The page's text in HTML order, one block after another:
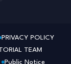
PRIVACY POLICY
TEAM
Public Notice